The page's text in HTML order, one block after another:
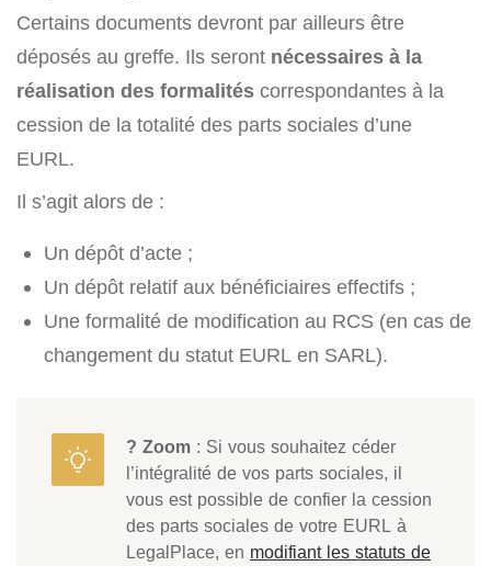
Certains documents devront par ailleurs être
déposés au greffe. Ils seront nécessaires à la
réalisation des formalités correspondantes à la
cession de la totalité des parts sociales d’une
EURL.
Il s’agit alors de :
Un dépôt d’acte ;
Un dépôt relatif aux bénéficiaires effectifs ;
Une formalité de modification au RCS (en cas de
changement du statut EURL en SARL).
? Zoom : Si vous souhaitez céder
l’intégralité de vos parts sociales, il
vous est possible de confier la cession
des parts sociales de votre EURL à
LegalPlace, en modifiant les statuts de